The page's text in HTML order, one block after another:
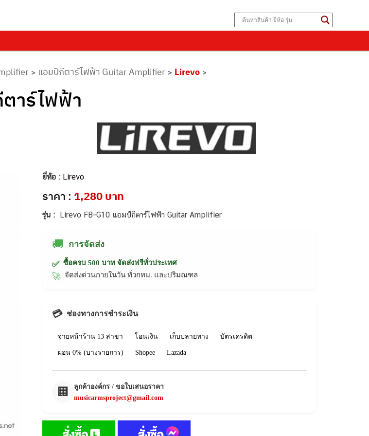
> แอมป์กีตาร์ไฟฟ้า Guitar Amplifier > Lirevo >
าร์ไฟฟ้า
ยี่ห้อ : Lirevo
ราคา : 1,280 บาท
รุ่น : Lirevo FB-G10 แอมป์กีตาร์ไฟฟ้า Guitar Amplifier
🚚 การจัดส่ง
✅ ซื้อครบ 500 บาท จัดส่งฟรีทั่วประเทศ
🚀 จัดส่งด่วนภายในวัน ทั่วกทม. และปริมณฑล
💳 ช่องทางการชำระเงิน
จ่ายหน้าร้าน 13 สาขา โอนเงิน เก็บปลายทาง บัตรเครดิต
ผ่อน 0% (บางรายการ) Shopee Lazada
🏢
ลูกค้าองค์กร / ขอใบเสนอราคา
musicarmsproject@gmail.com